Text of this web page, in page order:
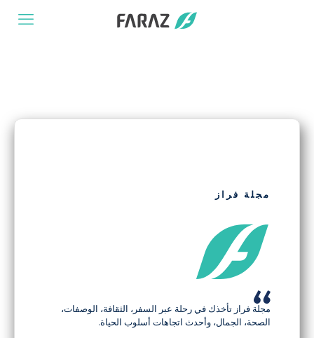
مجلة فراز
مجلة فراز تأخذك في رحلة عبر السفر، الثقافة، الوصفات،
الصحة، الجمال، وأحدث اتجاهات أسلوب الحياة.